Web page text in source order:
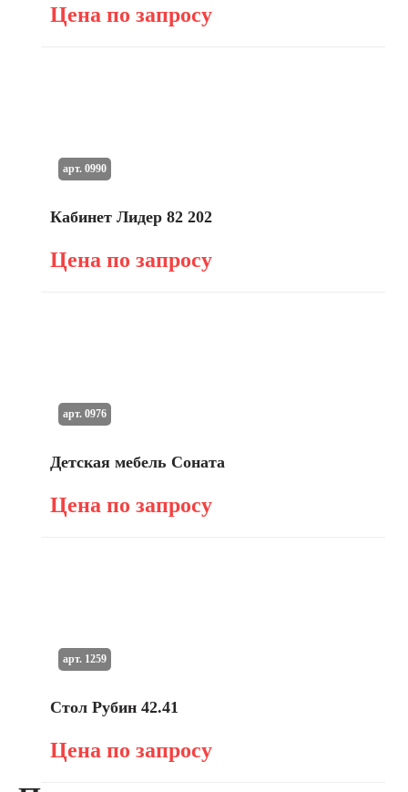
Цена по запросу
Кабинет Лидер 82 202
Цена по запросу
арт. 0990
Детская мебель Соната
Цена по запросу
арт. 0976
Стол Рубин 42.41
Цена по запросу
арт. 1259